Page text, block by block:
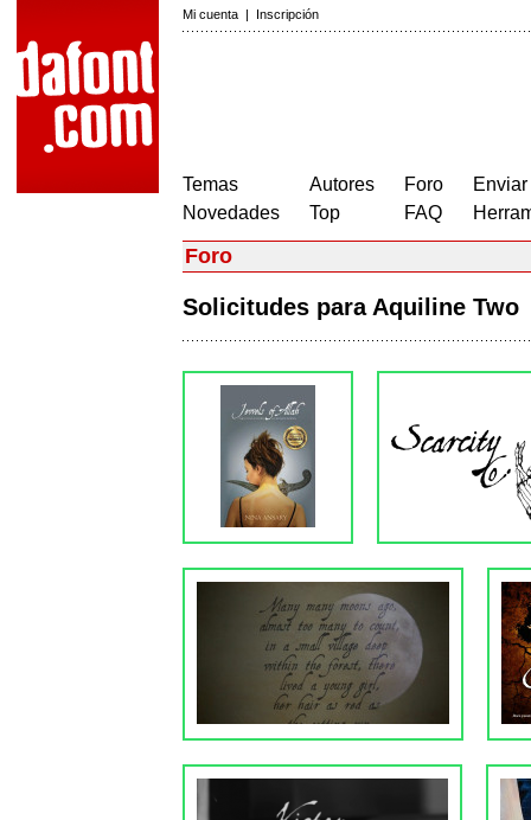
Mi cuenta | Inscripción
Temas
Novedades
Autores
Top
Foro
FAQ
Foro
Solicitudes para Aquiline